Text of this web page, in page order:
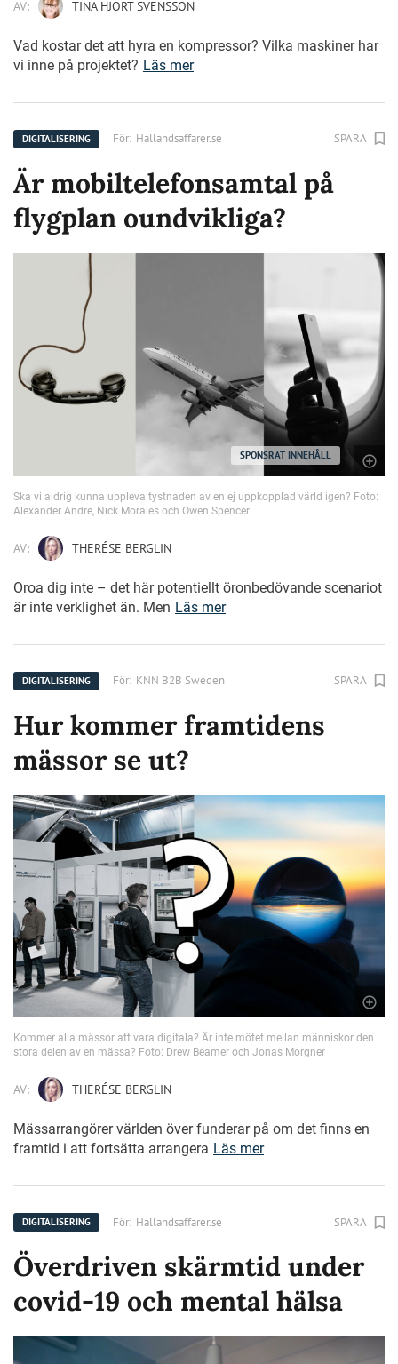
AV: TINA HJORT SVENSSON
Vad kostar det att hyra en kompressor? Vilka maskiner har
vi inne på projektet? Läs mer
DIGITALISERING För: Hallandsaffarer.se SPARA
Är mobiltelefonsamtal på
flygplan oundvikliga?
SPONSRAT INNEHÅLL
Ska vi aldrig kunna uppleva tystnaden av en ej uppkopplad värld igen? Foto:
Alexander Andre, Nick Morales och Owen Spencer
AV: THERÉSE BERGLIN
Oroa dig inte – det här potentiellt öronbedövande scenariot
är inte verklighet än. Men Läs mer
DIGITALISERING För: KNN B2B Sweden SPARA
Hur kommer framtidens
mässor se ut?
Kommer alla mässor att vara digitala? Är inte mötet mellan människor den
stora delen av en mässa? Foto: Drew Beamer och Jonas Morgner
AV: THERÉSE BERGLIN
Mässarrangörer världen över funderar på om det finns en
framtid i att fortsätta arrangera Läs mer
DIGITALISERING För: Hallandsaffarer.se SPARA
Överdriven skärmtid under
covid-19 och mental hälsa